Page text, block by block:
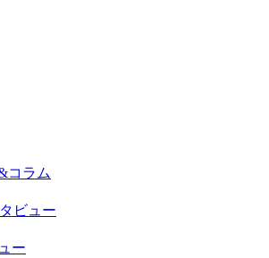
コラム
ビュー
ー